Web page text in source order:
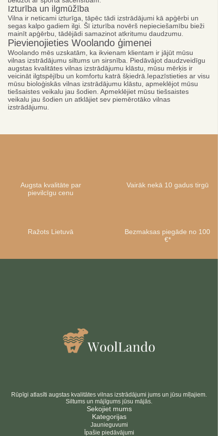
Izturība un ilgmūžība
Vilna ir neticami izturīga, tāpēc tādi izstrādājumi kā apģērbi un
segas kalpo gadiem ilgi. Šī izturība novērš nepieciešamību bieži
mainīt apģērbu, tādējādi samazinot atkritumu daudzumu.
Pievienojieties Woolando ģimenei
Woolando mēs uzskatām, ka ikvienam klientam ir jājūt mūsu
vilnas izstrādājumu siltums un sirsnība. Piedāvājot daudzveidīgu
augstas kvalitātes vilnas izstrādājumu klāstu, mūsu mērķis ir
veicināt ilgtspējību un komfortu katrā šķiedrā.Iepazīstieties ar visu
mūsu bioloģiskās vilnas izstrādājumu klāstu, apmeklējot mūsu
tiešsaistes veikalu jau šodien. Apmeklējiet mūsu tiešsaistes
veikalu jau šodien un atklājiet sev piemērotāko vilnas
izstrādājumu.
Augsta kvalitāte par
pievilcīgu cenu
Vairāk nekā 10 gadus tirgū
Ražots Lietuvā
Bezmaksas piegāde no 100
€*
Rūpīgi atlasīti augstas kvalitātes vilnas izstrādājumi jums un jūsu mīļajiem.
Siltums un mājīgums jūsu mājās.
Sekojiet mums
Kategorijas
Jaunieguvumi
Īpašie piedāvājumi